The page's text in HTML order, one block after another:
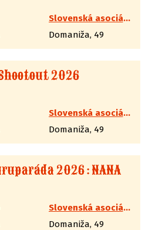
Slovenská asociácia westernovej streľby
Domaniža, 49
2026
Slovenská asociácia westernovej streľby
Domaniža, 49
2026 : NANA
Slovenská asociácia westernovej streľby
Domaniža, 49